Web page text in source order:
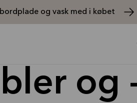
og vask med i købet
og